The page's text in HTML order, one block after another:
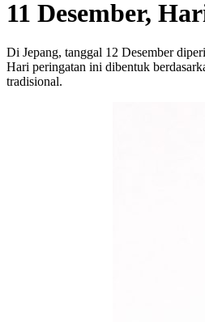
11 Desember,
Di Jepang, tanggal 12 Desember
Hari peringatan ini dibentuk
tradisional.